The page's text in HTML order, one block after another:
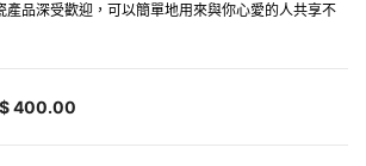
產品深受歡迎，可以簡單地用來與你心愛的人共享不
400.00